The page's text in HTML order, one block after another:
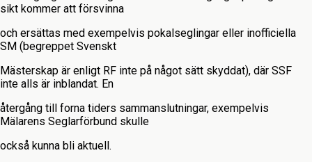
sikt kommer att försvinna
och ersättas med exempelvis pokalseglingar eller inofficiella
SM (begreppet Svenskt
Mästerskap är enligt RF inte på något sätt skyddat), där SSF
inte alls är inblandat. En
återgång till forna tiders sammanslutningar, exempelvis
Mälarens Seglarförbund skulle
också kunna bli aktuell.